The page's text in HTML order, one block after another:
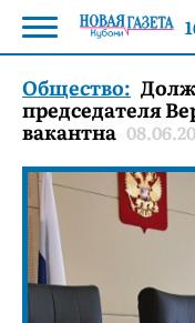
Общество:
председателя
вакантна